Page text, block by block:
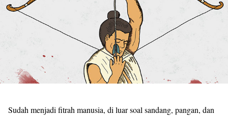
Sudah menjadi fitrah manusia, di luar soal sandang, pangan, dan